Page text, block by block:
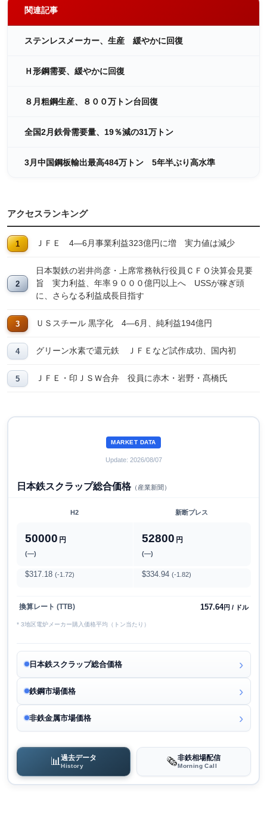
関連記事
ステンレスメーカー、生産 緩やかに回復
Ｈ形鋼需要、緩やかに回復
８月粗鋼生産、８００万トン台回復
全国2月鉄骨需要量、19％減の31万トン
3月中国鋼板輸出最高484万トン 5年半ぶり高水準
アクセスランキング
ＪＦＥ 4―6月事業利益323億円に増 実力値は減少
日本製鉄の岩井尚彦・上席常務執行役員ＣＦＯ決算会見要
旨 実力利益、年率９０００億円以上へ USSが稼ぎ頭
に、さらなる利益成長目指す
ＵＳスチール 黒字化 4―6月、純利益194億円
グリーン水素で還元鉄 ＪＦＥなど試作成功、国内初
ＪＦＥ・印ＪＳＷ合弁 役員に赤木・岩野・髙橋氏
MARKET DATA
Update: 2026/08/07
日本鉄スクラップ総合価格（産業新聞）
H2 新断プレス
50000 円
(―)
52800 円
(―)
$317.18 (-1.72) $334.94 (-1.82)
換算レート (TTB) 157.64円 / ドル
* 3地区電炉メーカー購入価格平均（トン当たり）
日本鉄スクラップ総合価格
鉄鋼市場価格
非鉄金属市場価格
📊過去データ
History 🗞️非鉄相場配信
Morning Call